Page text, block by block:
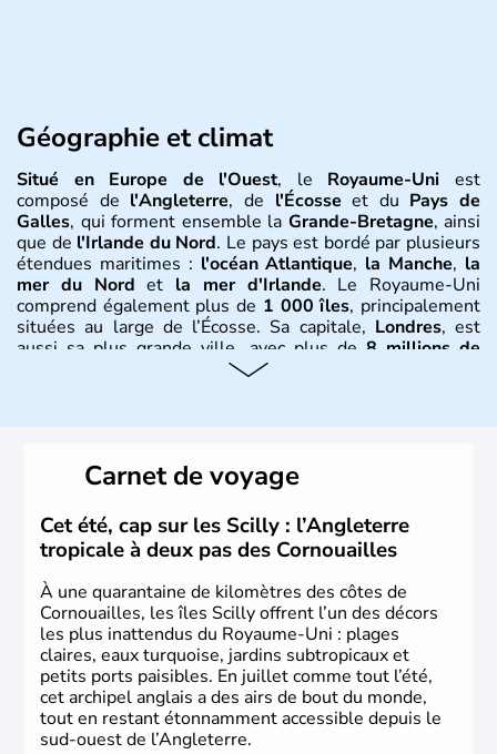
Géographie et climat
Situé en Europe de l'Ouest, le Royaume-Uni est
composé de l'Angleterre, de l'Écosse et du Pays de
Galles, qui forment ensemble la Grande-Bretagne, ainsi
que de l'Irlande du Nord. Le pays est bordé par plusieurs
étendues maritimes : l'océan Atlantique, la Manche, la
mer du Nord et la mer d'Irlande. Le Royaume-Uni
comprend également plus de 1 000 îles, principalement
situées au large de l’Écosse. Sa capitale, Londres, est
aussi sa plus grande ville, avec plus de 8 millions de
population totale du Royaume-Uni
Histoire et administration
naît officiellement en 1801 avec l’
d’Union, réunissant leRoyaume de Grande-Bretagne
Royaume d’Irlande. Puissance majeure duSiècle des
Lumières, il s’illustre enlittérature, ensciences
l’innovation. Il devient en 1807 la première nation à abolir
commerce d’esclaves. Membre de l’Union Européenne
à partir de 1973, le Royaume-Uniengage, dès les années
1980, d’importantesréformes économiquesfondées sur
lelibéralisme, influençant durablement son
développement. Sonhistoire richecontinue de marquer
sa culture et son rayonnement international.
Carnet de voyage
Cet été, cap sur les Scilly : l’Angleterre
tropicale à deux pas des Cornouailles
À une quarantaine de kilomètres des côtes de
Cornouailles, les îles Scilly offrent l’un des décors
les plus inattendus du Royaume-Uni : plages
claires, eaux turquoise, jardins subtropicaux et
petits ports paisibles. En juillet comme tout l’été,
cet archipel anglais a des airs de bout du monde,
tout en restant étonnamment accessible depuis le
sud-ouest de l’Angleterre.